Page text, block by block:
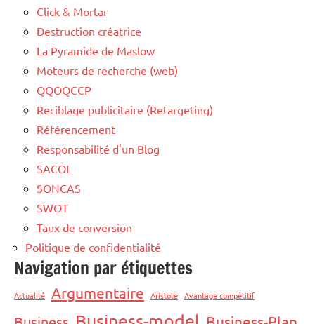
Click & Mortar
Destruction créatrice
La Pyramide de Maslow
Moteurs de recherche (web)
QQOQCCP
Reciblage publicitaire (Retargeting)
Référencement
Responsabilité d'un Blog
SACOL
SONCAS
SWOT
Taux de conversion
Politique de confidentialité
Navigation par étiquettes
Actualité Argumentaire Aristote Avantage compétitif